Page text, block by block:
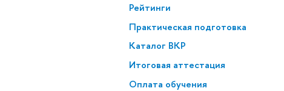
Рейтинги
Практическая подготовка
Каталог ВКР
Итоговая аттестация
Оплата обучения